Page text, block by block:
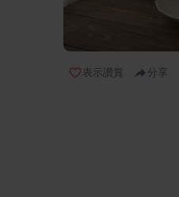
表示讚賞 分享